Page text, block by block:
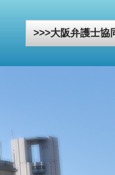
大阪弁護士協